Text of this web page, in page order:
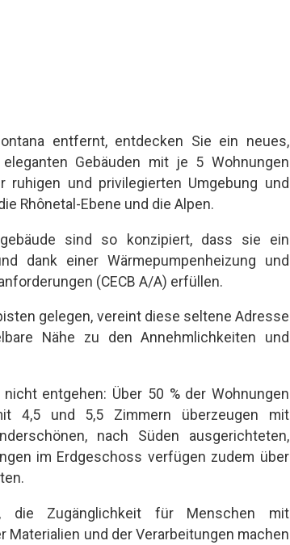
entfernt, entdecken Sie ein neues,
Gebäuden mit je 5 Wohnungen
und privilegierten Umgebung und
Rhônetal-Ebene und die Alpen.
sind so konzipiert, dass sie ein
dank einer Wärmepumpenheizung und
(CECB A/A) erfüllen.
gelegen, vereint diese seltene Adresse
Nähe zu den Annehmlichkeiten und
entgehen: Über 50 % der Wohnungen
4,5 und 5,5 Zimmern überzeugen mit
nach Süden ausgerichteten,
im Erdgeschoss verfügen zudem über
die Zugänglichkeit für Menschen mit
und der Verarbeitungen machen